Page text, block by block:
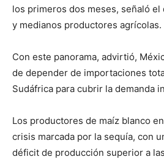
los primeros dos meses, señaló
y medianos productores agrícolas.
Con este panorama, advirtió,
de depender de importaciones
Sudáfrica para cubrir la demanda
Los productores de maíz blanco
crisis marcada por la sequía, con
déficit de producción superior a